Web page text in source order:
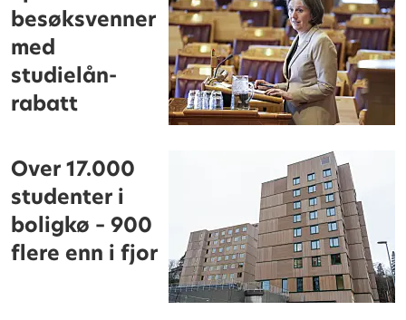
besøksvenner
med
studielån-
rabatt
Over 17.000
studenter i
boligkø – 900
flere enn i fjor